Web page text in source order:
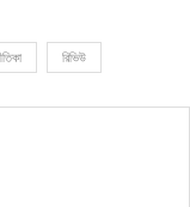
রিভিউ